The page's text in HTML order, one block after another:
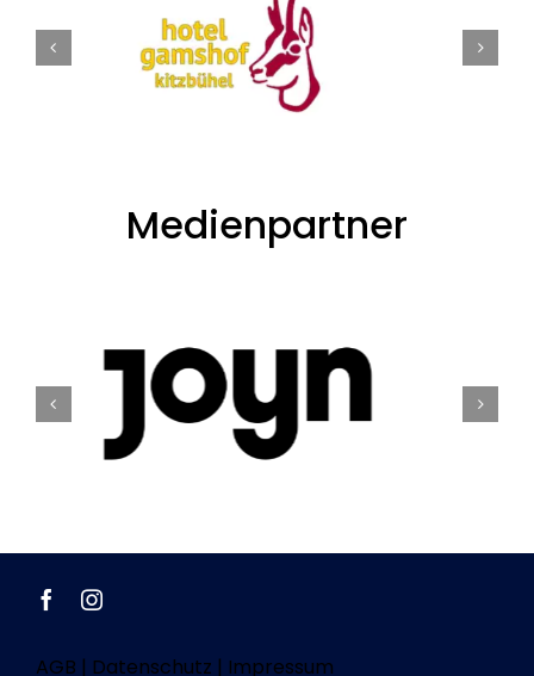
Medienpartner
AGB | Datenschutz | Impressum